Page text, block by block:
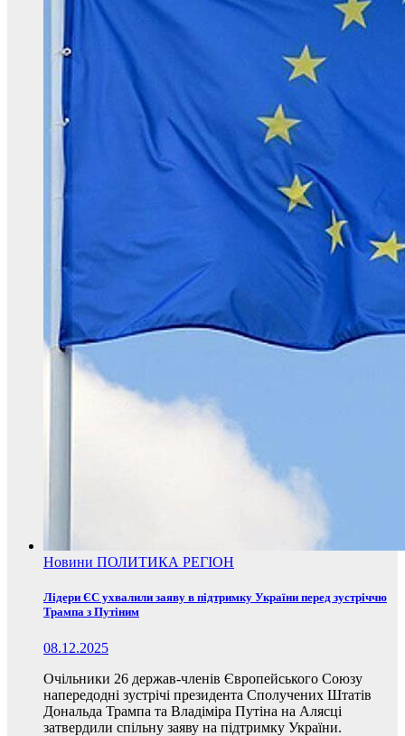
Новини ПОЛИТИКА РЕГІОН
Лідери ЄС ухвалили заяву в підтримку України перед зустріччю
Трампа з Путіним
08.12.2025
Очільники 26 держав-членів Європейського Союзу
напередодні зустрічі президента Сполучених Штатів
Дональда Трампа та Владіміра Путіна на Алясці
затвердили спільну заяву на підтримку України.